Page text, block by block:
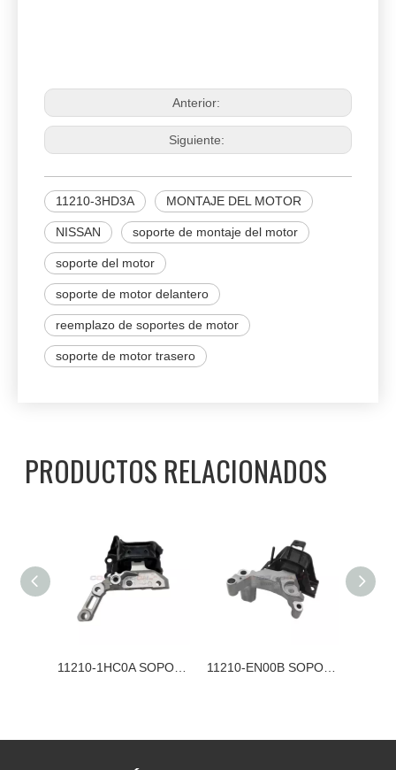
Anterior:
Siguiente:
11210-3HD3A MONTAJE DEL MOTOR
NISSAN soporte de montaje del motor
soporte del motor
soporte de motor delantero
reemplazo de soportes de motor
soporte de motor trasero
PRODUCTOS RELACIONADOS